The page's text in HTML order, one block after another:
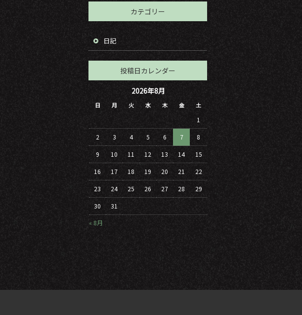
カテゴリー
日記
投稿日カレンダー
2026年8月
日 月 火 水 木 金 土
« 8月
1
2 3 4 5 6 7 8
9 10 11 12 13 14 15
16 17 18 19 20 21 22
23 24 25 26 27 28 29
30 31